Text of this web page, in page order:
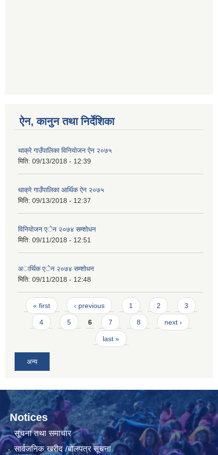
ऐन, कानुन तथा निर्देशिका
थाक्रे गाउँपालिका विनियाेजन ऐन २०७५
मिति: 09/13/2018 - 12:39
थाक्रे गाउँपालिका आर्थिक ‌ऐन २०७५
मिति: 09/13/2018 - 12:37
विनियाेजन एेन २०७४ सम्शाेधन
मिति: 09/11/2018 - 12:51
अार्थिक एेन २०७४ सम्शाेधन
मिति: 09/11/2018 - 12:48
Pages
« first ‹ previous 1 2 3
4 5 6 7 8 next ›
last »
अन्य
Notices
सूचना तथा समाचार
सार्वजनिक खरीद /बोलपत्र सूचना